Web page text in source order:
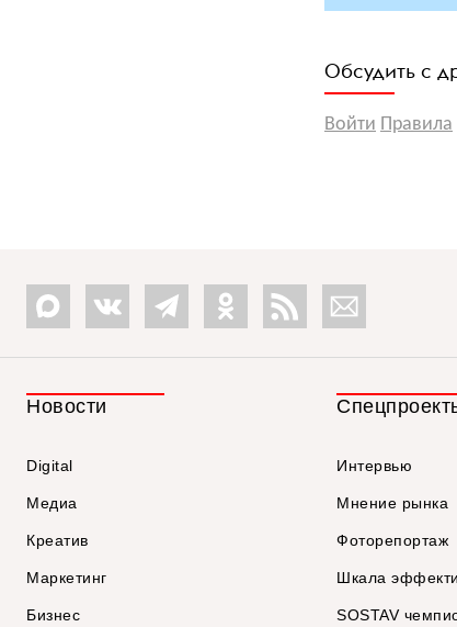
Обсудить с
Войти Правила
Новости
Digital
Медиа
Креатив
Маркетинг
Бизнес
Интервью
Мнение рынка
Фоторепортаж
Шкала
SOSTAV